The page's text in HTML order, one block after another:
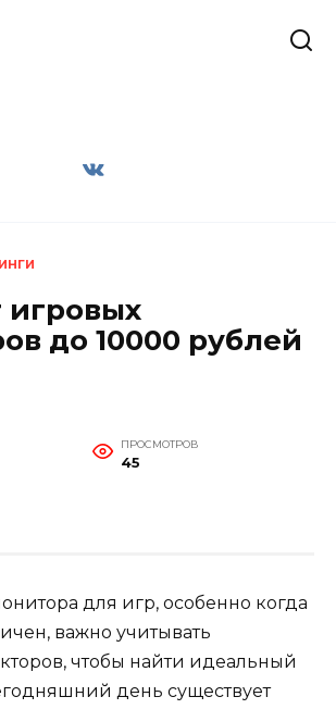
игровых
до 10000 рублей
ПРОСМОТРОВ
45
для игр, особенно когда
важно учитывать
чтобы найти идеальный
день существует